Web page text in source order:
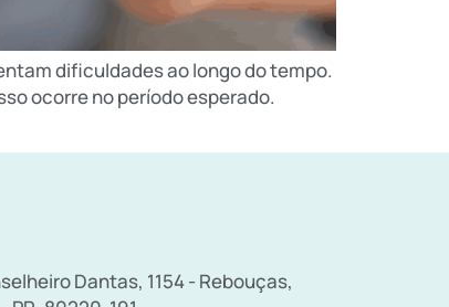
dificuldades ao longo do tempo.
ocorre no período esperado.
Dantas, 1154 - Rebouças,